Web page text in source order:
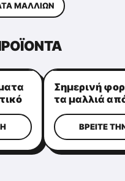
ΜΑΛΛΙΏΝ
Σημερινή
τα μαλλιά
αλόγου,
τις κυρίες
ΒΡΕΊΤΕ